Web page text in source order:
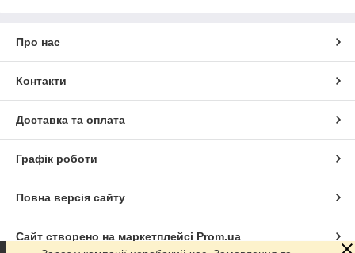
Про нас
Контакти
Доставка та оплата
Графік роботи
Повна версія сайту
Сайт створено на маркетплейсі Prom.ua